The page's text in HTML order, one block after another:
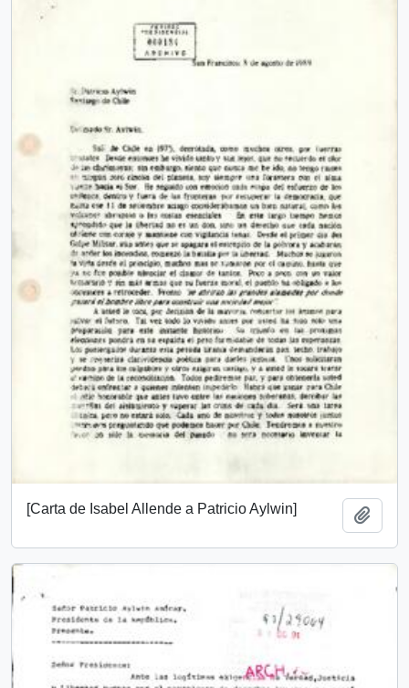
[Carta de Isabel Allende a Patricio Aylwin]